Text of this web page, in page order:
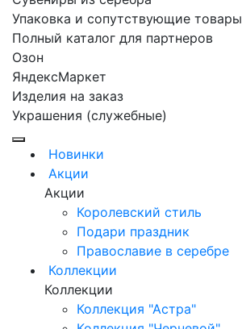
Упаковка и сопутствующие товары
Полный каталог для партнеров
Озон
ЯндексМаркет
Изделия на заказ
Украшения (служебные)
Новинки
Акции
Акции
Королевский стиль
Подари праздник
Православие в серебре
Коллекции
Коллекции
Коллекция "Астра"